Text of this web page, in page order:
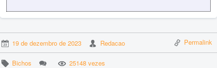
19 de dezembro de 2023 Redacao Permalink
Bichos 25148 vezes